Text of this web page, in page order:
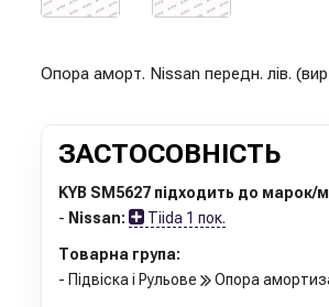
Опора аморт. Nissan передн. лів.
ЗАСТОСОВНІСТЬ
KYB SM5627 підходить до
- Nissan: Tiida 1 пок.
Товарна група:
- Підвіска і Рульове
Опора